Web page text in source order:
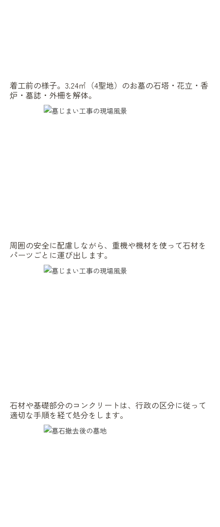
着工前の様子。3.24㎡（4聖地）のお墓の石塔・花立・香
炉・墓誌・外柵を解体。
周囲の安全に配慮しながら、重機や機材を使って石材を
パーツごとに運び出します。
石材や基礎部分のコンクリートは、行政の区分に従って
適切な手順を経て処分をします。